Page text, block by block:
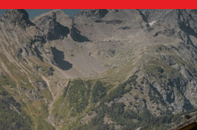
DE FR IT